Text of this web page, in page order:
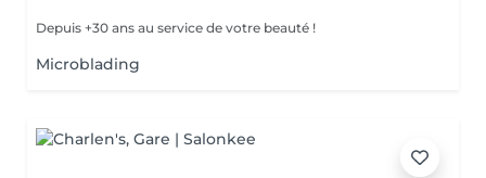
Depuis +30 ans au service de votre beauté !
Microblading